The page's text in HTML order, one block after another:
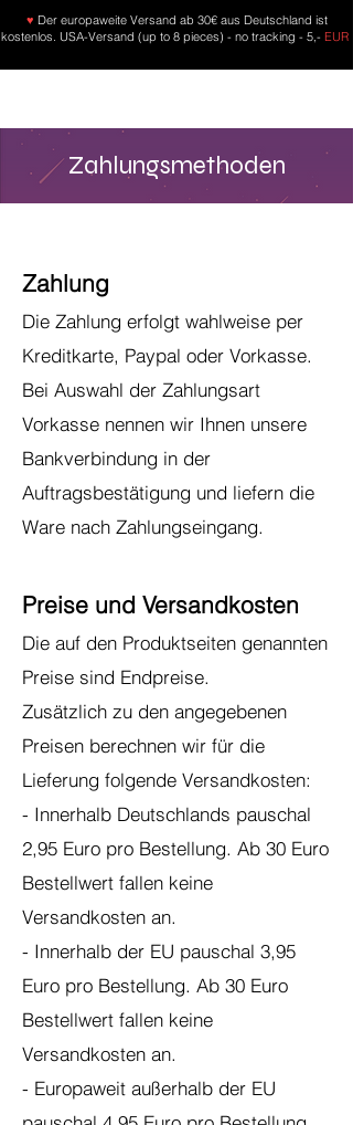
♥ Der europaweite Versand ab 30€ aus Deutschland ist
kostenlos. USA-Versand (up to 8 pieces) - no tracking - 5,- EUR
Zahlungsmethoden
Zahlung
Die Zahlung erfolgt wahlweise per
Kreditkarte, Paypal oder Vorkasse.
Bei Auswahl der Zahlungsart
Vorkasse nennen wir Ihnen unsere
Bankverbindung in der
Auftragsbestätigung und liefern die
Ware nach Zahlungseingang.
Preise und Versandkosten
Die auf den Produktseiten genannten
Preise sind Endpreise.
Zusätzlich zu den angegebenen
Preisen berechnen wir für die
Lieferung folgende Versandkosten:
- Innerhalb Deutschlands pauschal
2,95 Euro pro Bestellung. Ab 30 Euro
Bestellwert fallen keine
Versandkosten an.
- Innerhalb der EU pauschal 3,95
Euro pro Bestellung. Ab 30 Euro
Bestellwert fallen keine
Versandkosten an.
- Europaweit außerhalb der EU